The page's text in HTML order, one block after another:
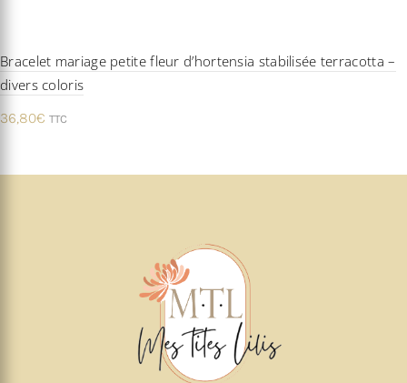
Bracelet mariage petite fleur d’hortensia stabilisée terracotta –
divers coloris
36,80€ TTC